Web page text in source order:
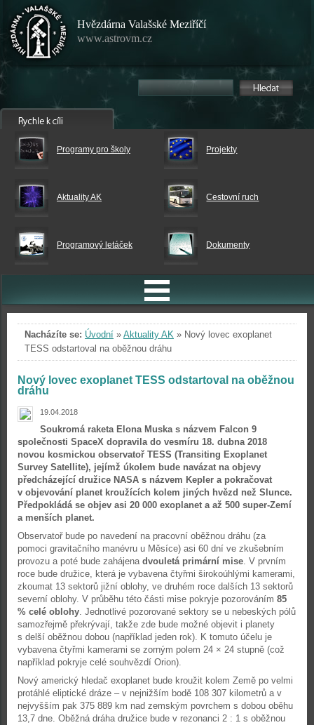
Hvězdárna Valašské Meziříčí
www.astrovm.cz
Programy pro školy Projekty
Aktuality AK Cestovní ruch
Programový letáček Dokumenty
Nacházíte se: Úvodní » Aktuality AK » Nový lovec exoplanet
TESS odstartoval na oběžnou dráhu
Nový lovec exoplanet TESS odstartoval na oběžnou
dráhu
19.04.2018
Soukromá raketa Elona Muska s názvem Falcon 9
společnosti SpaceX dopravila do vesmíru 18. dubna 2018
novou kosmickou observatoř TESS (Transiting Exoplanet
Survey Satellite), jejímž úkolem bude navázat na objevy
předcházející družice NASA s názvem Kepler a pokračovat
v objevování planet kroužících kolem jiných hvězd než Slunce.
Předpokládá se objev asi 20 000 exoplanet a až 500 super-Zemí
a menších planet.
Observatoř bude po navedení na pracovní oběžnou dráhu (za
pomoci gravitačního manévru u Měsíce) asi 60 dní ve zkušebním
provozu a poté bude zahájena dvouletá primární mise. V prvním
roce bude družice, která je vybavena čtyřmi širokoúhlými kamerami,
zkoumat 13 sektorů jižní oblohy, ve druhém roce dalších 13 sektorů
severní oblohy. V průběhu této části mise pokryje pozorováním 85
% celé oblohy. Jednotlivé pozorované sektory se u nebeských pólů
samozřejmě překrývají, takže zde bude možné objevit i planety
s delší oběžnou dobou (například jeden rok). K tomuto účelu je
vybavena čtyřmi kamerami se zorným polem 24 × 24 stupně (což
například pokryje celé souhvězdí Orion).
Nový americký hledač exoplanet bude kroužit kolem Země po velmi
protáhlé eliptické dráze – v nejnižším bodě 108 307 kilometrů a v
nejvyšším pak 375 889 km nad zemským povrchem s dobou oběhu
13,7 dne. Oběžná dráha družice bude v rezonanci 2 : 1 s oběžnou